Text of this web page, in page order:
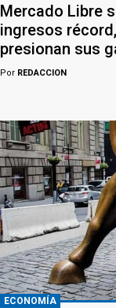
Mercado Libre
ingresos
presionan sus
Por REDACCION
ECONOMÍA